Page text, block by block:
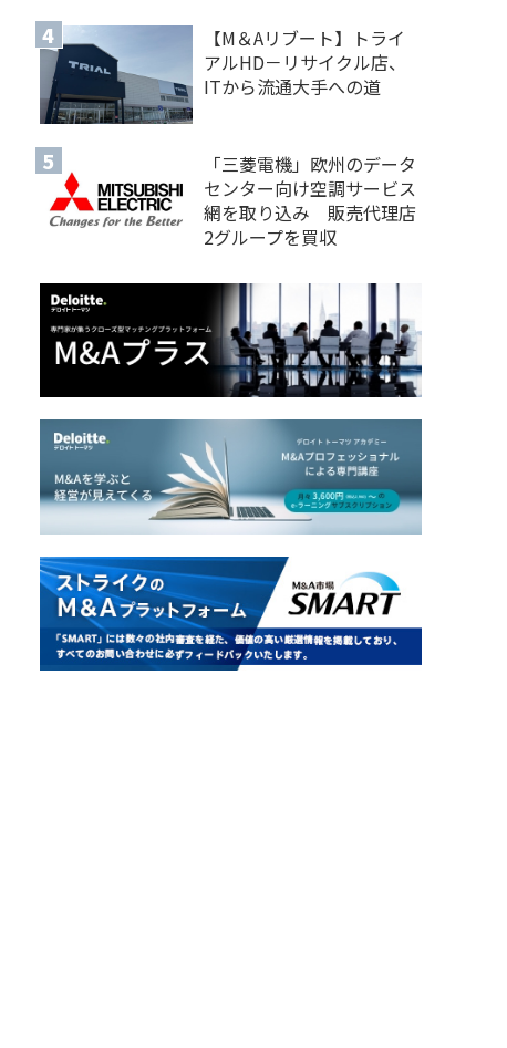
【M＆Aリブート】トライ
アルHD－リサイクル店、
ITから流通大手への道
「三菱電機」欧州のデータ
センター向け空調サービス
網を取り込み 販売代理店
2グループを買収